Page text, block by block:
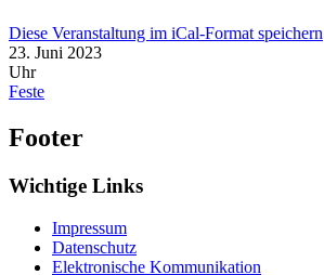
Diese Veranstaltung im iCal-Format speichern
23. Juni 2023
Uhr
Feste
Footer
Wichtige Links
Impressum
Datenschutz
Elektronische Kommunikation